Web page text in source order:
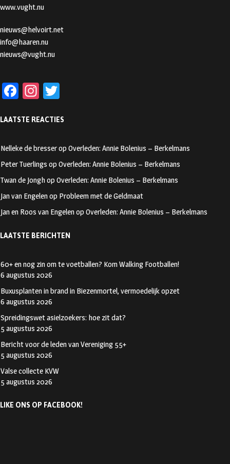
www.vught.nu
nieuws@helvoirt.net
info@haaren.nu
nieuws@vught.nu
Fa
b
oo
k
In
ag
m
tt
LAATSTE REACTIES
Nelleke de bresserop Overleden: Annie Bolenius – Berkelmans
Peter Tuerlings op Overleden: Annie Bolenius – Berkelmans
Twan de Jonghop Overleden: Annie Bolenius – Berkelmans
Jan van Engelenop Probleem met de Geldmaat
Jan en Roos van Engelenop Overleden: Annie Bolenius – Berkelmans
LAATSTE BERICHTEN
60+ en nog zin om te voetballen? Kom Walking Footballen!
6 augustus 2026
Buxusplanten in brand in Biezenmortel, vermoedelijk opzet
6 augustus 2026
Spreidingswet asielzoekers: hoe zit dat?
5 augustus 2026
Bericht voor de leden van Vereniging 55+
5 augustus 2026
Valse collecte KVW
5 augustus 2026
LIKE ONS OP FACEBOOK!